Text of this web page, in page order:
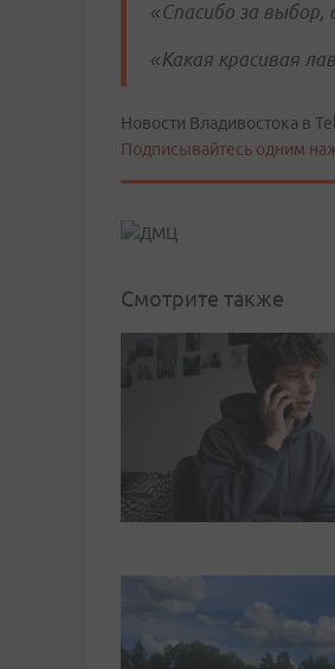
«Спасибо за выбор,
«Какая красивая
Новости Владивостока в
Подписывайтесь одним
Смотрите также